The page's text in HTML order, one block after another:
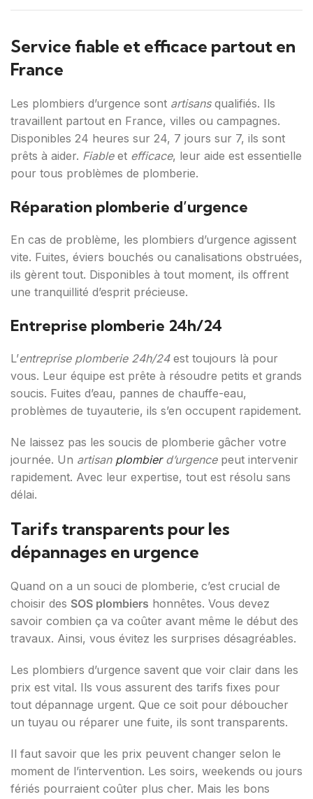
Service fiable et efficace partout en
France
Les plombiers d’urgence sont artisansqualifiés. Ils
travaillent partout en France, villes ou campagnes.
Disponibles 24 heures sur 24, 7 jours sur 7, ils sont
prêts à aider. Fiableet efficace, leur aide est essentielle
pour tous problèmes de plomberie.
Réparation plomberie d’urgence
En cas de problème, les plombiers d’urgence agissent
vite. Fuites, éviers bouchés ou canalisations obstruées,
ils gèrent tout. Disponibles à tout moment, ils offrent
une tranquillité d’esprit précieuse.
Entreprise plomberie 24h/24
L’entreprise plomberie 24h/24est toujours là pour
vous. Leur équipe est prête à résoudre petits et grands
soucis. Fuites d’eau, pannes de chauffe-eau,
problèmes de tuyauterie, ils s’en occupent rapidement.
Ne laissez pas les soucis de plomberie gâcher votre
journée. Un artisan plombierd’urgencepeut intervenir
rapidement. Avec leur expertise, tout est résolu sans
délai.
Tarifs transparents pour les
dépannages en urgence
Quand on a un souci de plomberie, c’est crucial de
choisir des SOS plombiers honnêtes. Vous devez
savoir combien ça va coûter avant même le début des
travaux. Ainsi, vous évitez les surprises désagréables.
Les plombiers d’urgence savent que voir clair dans les
prix est vital. Ils vous assurent des tarifs fixes pour
tout dépannage urgent. Que ce soit pour déboucher
un tuyau ou réparer une fuite, ils sont transparents.
Il faut savoir que les prix peuvent changer selon le
moment de l’intervention. Les soirs, weekends ou jours
fériés pourraient coûter plus cher. Mais les bons